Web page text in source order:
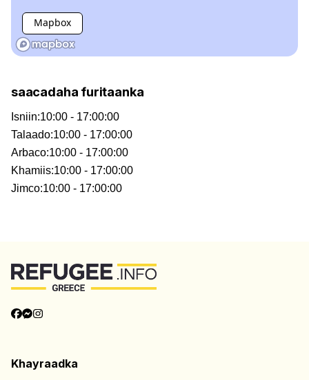
Mapbox
saacadaha furitaanka
Isniin:10:00 - 17:00:00
Talaado:10:00 - 17:00:00
Arbaco:10:00 - 17:00:00
Khamiis:10:00 - 17:00:00
Jimco:10:00 - 17:00:00
Khayraadka